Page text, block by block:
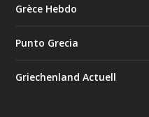
Grèce Hebdo
Punto Grecia
Griechenland Actuell